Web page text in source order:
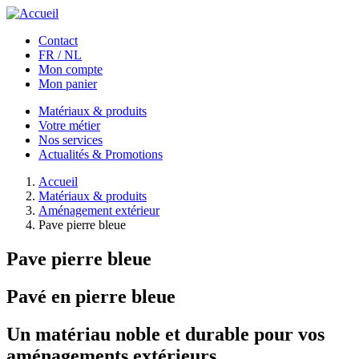
Aller au contenu principal
Contact
FR / NL
Mon compte
Mon panier
Matériaux & produits
Votre métier
Nos services
Actualités & Promotions
Accueil
Matériaux & produits
Aménagement extérieur
Pave pierre bleue
Pave pierre bleue
Pavé en pierre bleue
Un matériau noble et durable pour vos